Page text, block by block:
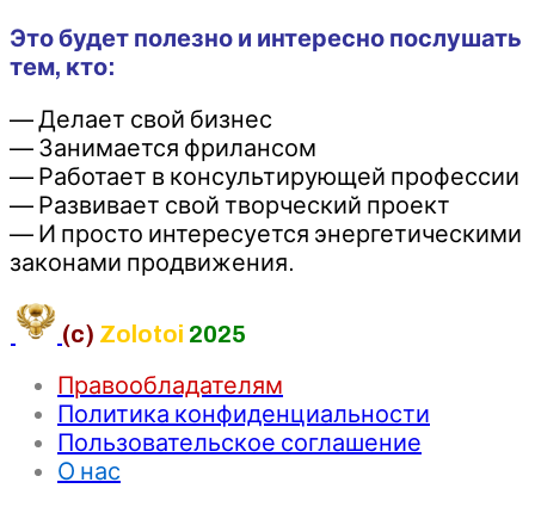
Это будет полезно и интересно послушать
тем, кто:
— Делает свой бизнес
— Занимается фрилансом
— Работает в консультирующей профессии
— Развивает свой творческий проект
— И просто интересуется энергетическими
законами продвижения.
(c) Zolotoi 2025
Правообладателям
Политика конфиденциальности
Пользовательское соглашение
О нас